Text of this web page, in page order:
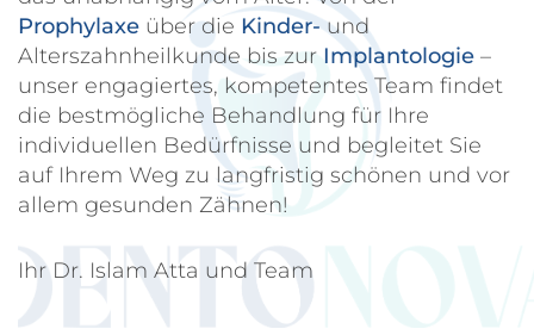
Prophylaxe über die Kinder-und
Alterszahnheilkunde bis zur Implantologie –
unser engagiertes, kompetentes Team findet
die bestmögliche Behandlung für Ihre
individuellen Bedürfnisse und begleitet Sie
auf Ihrem Weg zu langfristig schönen und vor
allem gesunden Zähnen!
Ihr Dr. Islam Atta und Team